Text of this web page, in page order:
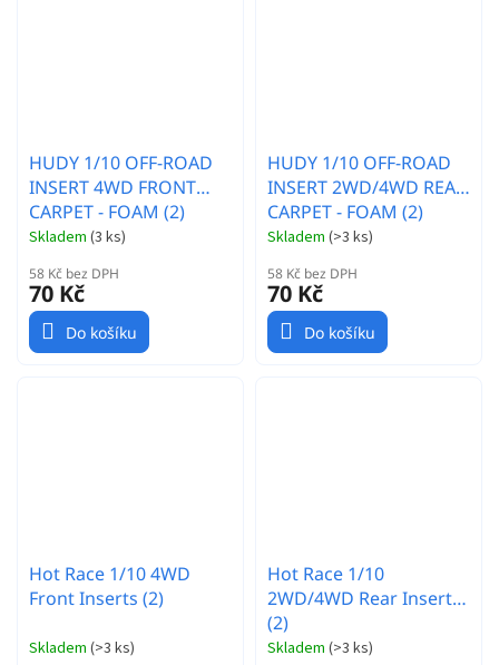
HUDY 1/10 OFF-ROAD
INSERT 4WD FRONT
CARPET - FOAM (2)
Skladem (3 ks)
58 Kč bez DPH
70 Kč
Do košíku
HUDY 1/10 OFF-ROAD
INSERT 2WD/4WD REAR
CARPET - FOAM (2)
Skladem (>3 ks)
58 Kč bez DPH
70 Kč
Do košíku
Hot Race 1/10 4WD
Front Inserts (2)
Skladem (>3 ks)
Hot Race 1/10
2WD/4WD Rear Inserts
(2)
Skladem (>3 ks)